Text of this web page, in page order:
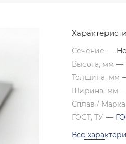
Сечение —
Высота, мм —
Толщина, мм
Ширина, мм
Сплав / Марка
ГОСТ, ТУ —
Все